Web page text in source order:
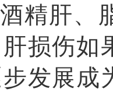
精肝、
损伤如
发展成